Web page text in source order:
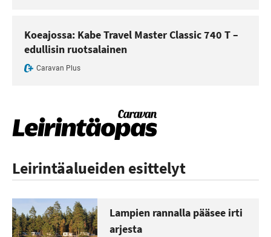
Koeajossa: Kabe Travel Master Classic 740 T –
edullisin ruotsalainen
Caravan Plus
Leirintäalueiden esittelyt
Lampien rannalla pääsee irti
arjesta